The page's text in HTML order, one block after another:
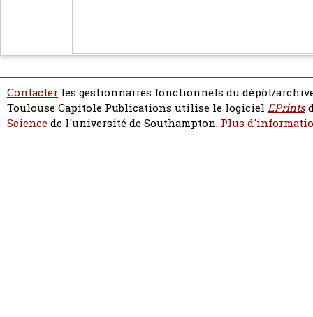
Contacter les gestionnaires fonctionnels du dépôt/
Toulouse Capitole Publications utilise le logiciel EPrints
Sciencede l'université de Southampton. Plus